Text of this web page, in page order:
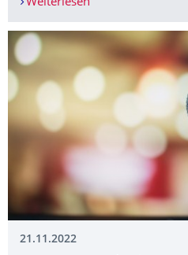
Weiterlesen
21.11.2022